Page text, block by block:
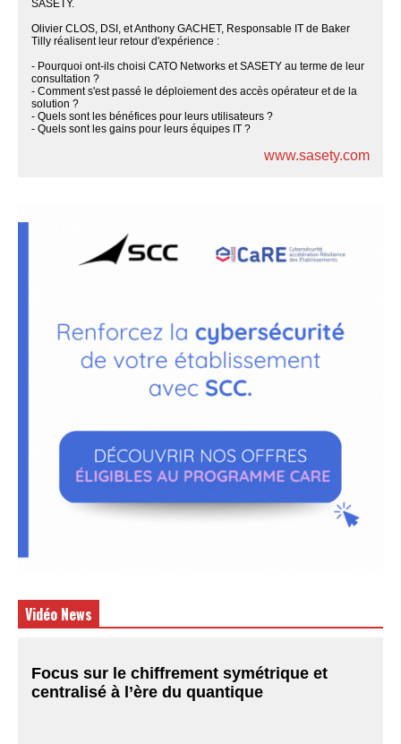
SASETY.
Olivier CLOS, DSI, et Anthony GACHET, Responsable IT de Baker
Tilly réalisent leur retour d'expérience :
- Pourquoi ont-ils choisi CATO Networks et SASETY au terme de leur
consultation ?
- Comment s'est passé le déploiement des accès opérateur et de la
solution ?
- Quels sont les bénéfices pour leurs utilisateurs ?
- Quels sont les gains pour leurs équipes IT ?
www.sasety.com
Vidéo News
Focus sur le chiffrement symétrique et
centralisé à l’ère du quantique